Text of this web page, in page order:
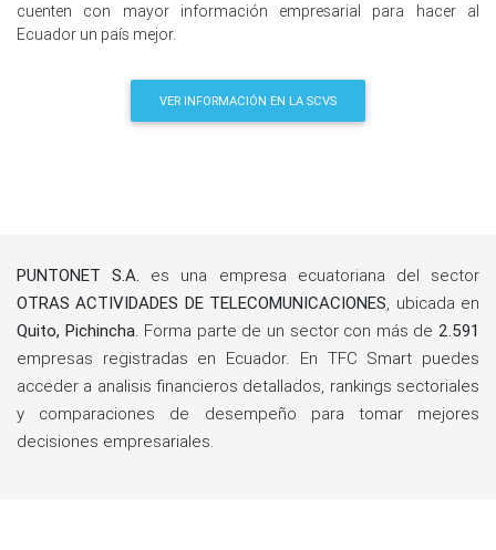
cuenten con mayor información empresarial para hacer al
Ecuador un país mejor.
VER INFORMACIÓN EN LA SCVS
PUNTONET S.A. es una empresa ecuatoriana del sector
OTRAS ACTIVIDADES DE TELECOMUNICACIONES, ubicada en
Quito, Pichincha. Forma parte de un sector con más de 2.591
empresas registradas en Ecuador. En TFC Smart puedes
acceder a analisis financieros detallados, rankings sectoriales
y comparaciones de desempeño para tomar mejores
decisiones empresariales.